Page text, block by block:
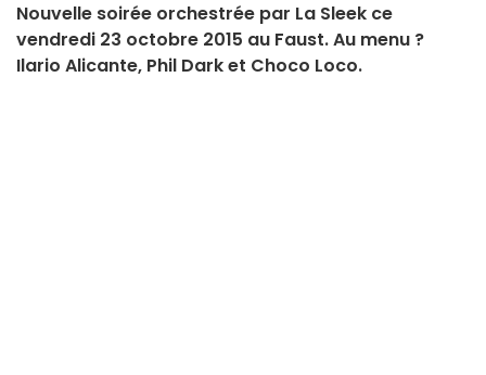
Nouvelle soirée orchestrée par La Sleek ce
vendredi 23 octobre 2015 au Faust. Au menu ?
Ilario Alicante, Phil Dark et Choco Loco.